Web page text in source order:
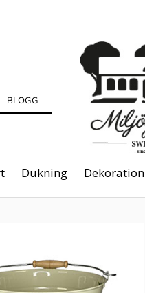
BLOGG
Dukning Dekoration